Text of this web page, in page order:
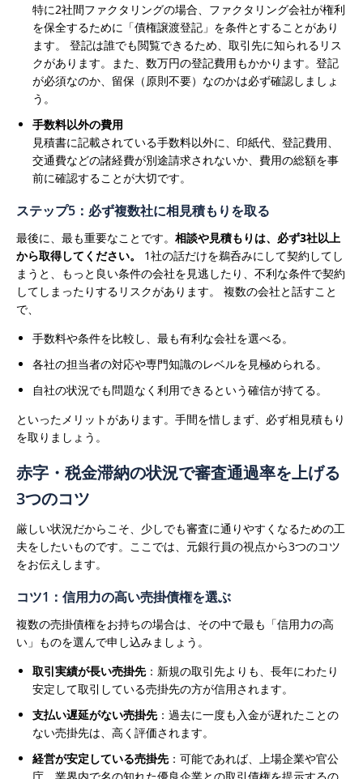
特に2社間ファクタリングの場合、ファクタリング会社が権利
を保全するために「債権譲渡登記」を条件とすることがあり
ます。 登記は誰でも閲覧できるため、取引先に知られるリス
クがあります。また、数万円の登記費用もかかります。登記
が必須なのか、留保（原則不要）なのかは必ず確認しましょ
う。
手数料以外の費用
見積書に記載されている手数料以外に、印紙代、登記費用、
交通費などの諸経費が別途請求されないか、費用の総額を事
前に確認することが大切です。
ステップ5：必ず複数社に相見積もりを取る
最後に、最も重要なことです。 相談や見積もりは、必ず3社以上
から取得してください。
1社の話だけを鵜呑みにして契約してし
まうと、もっと良い条件の会社を見逃したり、不利な条件で契約
してしまったりするリスクがあります。
複数の会社と話すこと
で、
手数料や条件を比較し、最も有利な会社を選べる。
各社の担当者の対応や専門知識のレベルを見極められる。
自社の状況でも問題なく利用できるという確信が持てる。
といったメリットがあります。手間を惜しまず、必ず相見積もり
を取りましょう。
赤字・税金滞納の状況で審査通過率を上げる
3つのコツ
厳しい状況だからこそ、少しでも審査に通りやすくなるための工
夫をしたいものです。ここでは、元銀行員の視点から3つのコツ
をお伝えします。
コツ1：信用力の高い売掛債権を選ぶ
複数の売掛債権をお持ちの場合は、その中で最も「信用力の高
い」ものを選んで申し込みましょう。
取引実績が長い売掛先：新規の取引先よりも、長年にわたり
安定して取引している売掛先の方が信用されます。
支払い遅延がない売掛先：過去に一度も入金が遅れたことの
ない売掛先は、高く評価されます。
経営が安定している売掛先：可能であれば、上場企業や官公